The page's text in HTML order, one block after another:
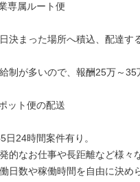
専属ルート便
日決まった場所へ積込、配達す
給制が多いので、報酬25万～35
ット便の配送
日24時間案件有り。
発的なお仕事や長距離など様々
働日数や稼働時間を自由に決め